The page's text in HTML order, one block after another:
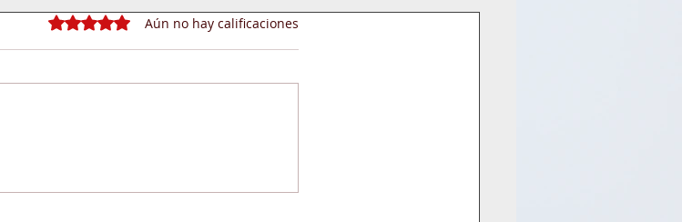
Obtuvo 0 de 5 estrellas.
Aún no hay calificaciones